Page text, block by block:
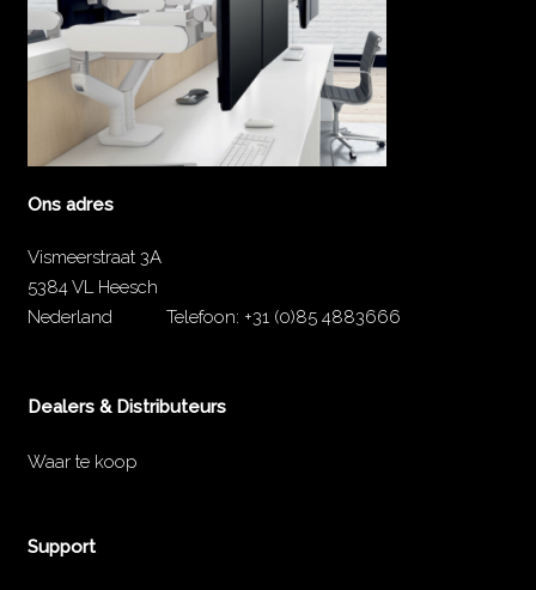
Ons adres
Vismeerstraat 3A
5384 VL Heesch
Nederland
Telefoon: +31 (0)85 4883666
Dealers & Distributeurs
Waar te koop
Support